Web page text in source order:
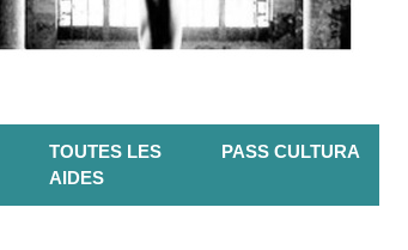
TOUTES LES
AIDES
PASS CULTURA